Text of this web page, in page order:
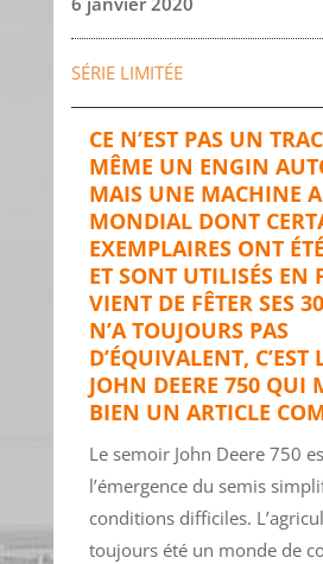
SÉRIE LIMITÉE
CE N’EST PAS UN
MÊME UN ENGIN
MAIS UNE MACHINE
MONDIAL DONT
EXEMPLAIRES ONT
ET SONT UTILISÉS EN
VIENT DE FÊTER SES
N’A TOUJOURS PAS
D’ÉQUIVALENT, C’EST
JOHN DEERE 750 QUI
BIEN UN ARTICLE
Le semoir John Deere 750
l’émergence du semis
conditions difficiles.
toujours été un monde de